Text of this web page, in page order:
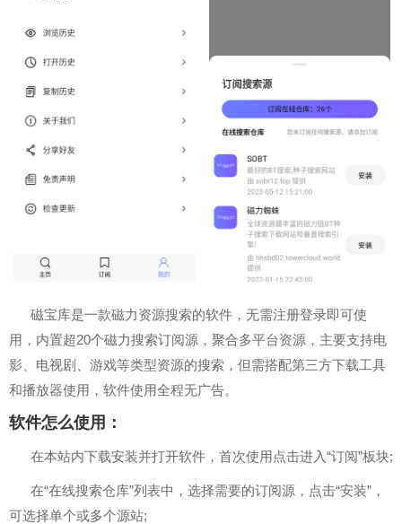
磁宝库是一款磁力资源搜索的软件，无需注册登录即可使
用，内置超20个磁力搜索订阅源，聚合多平台资源，主要支持电
影、电视剧、游戏等类型资源的搜索，但需搭配第三方下载工具
和播放器使用，软件使用全程无广告。
软件怎么使用：
在本站内下载安装并打开软件，首次使用点击进入“订阅”板块;
在“在线搜索仓库”列表中，选择需要的订阅源，点击“安装”，
可选择单个或多个源站;